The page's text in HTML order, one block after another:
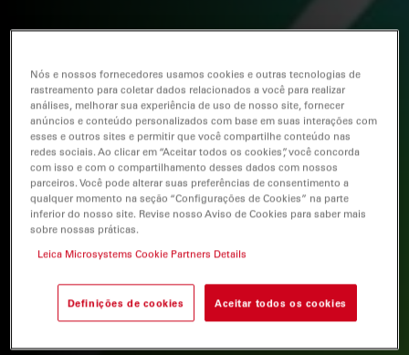
Nós e nossos fornecedores usamos cookies e outras tecnologias de
rastreamento para coletar dados relacionados a você para realizar
análises, melhorar sua experiência de uso de nosso site, fornecer
anúncios e conteúdo personalizados com base em suas interações com
esses e outros sites e permitir que você compartilhe conteúdo nas
redes sociais. Ao clicar em “Aceitar todos os cookies”, você concorda
com isso e com o compartilhamento desses dados com nossos
parceiros. Você pode alterar suas preferências de consentimento a
qualquer momento na seção “Configurações de Cookies” na parte
inferior do nosso site. Revise nosso Aviso de Cookies para saber mais
sobre nossas práticas.
Leica Microsystems Cookie Partners Details
Definições de cookies Aceitar todos os cookies